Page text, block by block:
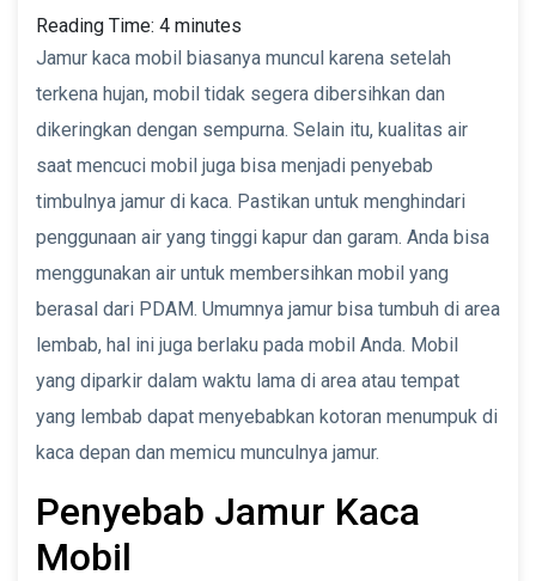
Reading Time: 4 minutes
Jamur kaca mobil biasanya muncul karena setelah
terkena hujan, mobil tidak segera dibersihkan dan
dikeringkan dengan sempurna. Selain itu, kualitas air
saat mencuci mobil juga bisa menjadi penyebab
timbulnya jamur di kaca. Pastikan untuk menghindari
penggunaan air yang tinggi kapur dan garam. Anda bisa
menggunakan air untuk membersihkan mobil yang
berasal dari PDAM. Umumnya jamur bisa tumbuh di area
lembab, hal ini juga berlaku pada mobil Anda. Mobil
yang diparkir dalam waktu lama di area atau tempat
yang lembab dapat menyebabkan kotoran menumpuk di
kaca depan dan memicu munculnya jamur.
Penyebab Jamur Kaca
Mobil